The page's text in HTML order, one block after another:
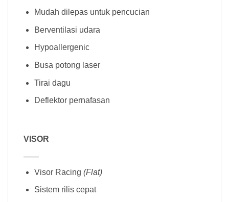
Mudah dilepas untuk pencucian
Berventilasi udara
Hypoallergenic
Busa potong laser
Tirai dagu
Deflektor pernafasan
VISOR
Visor Racing (Flat)
Sistem rilis cepat